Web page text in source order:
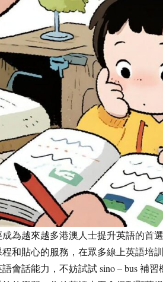
成為越來越多港澳人士提升英語的首
和貼心的服務，在眾多線上英語培訓
會話能力，不妨試試 sino – bus 補